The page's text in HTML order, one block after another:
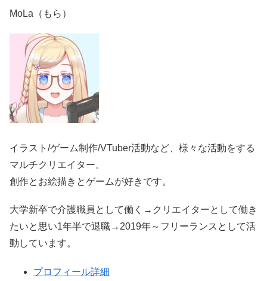
MoLa（もら）
イラスト/ゲーム制作/VTuber活動など、様々な活動をする
マルチクリエイター。
創作とお絵描きとゲームが好きです。
大学新卒で介護職員として働く→クリエイターとして働き
たいと思い1年半で退職→2019年～フリーランスとして活
動しています。
プロフィール詳細